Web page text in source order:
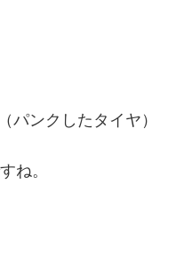
パンクしたタイヤ）
ね。